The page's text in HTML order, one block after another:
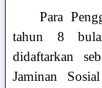
Para
tahun 8
didaftarkan
Jaminan